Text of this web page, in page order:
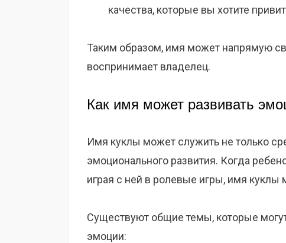
качества, которые вы хотите
Таким образом, имя может напрямую
воспринимает владелец.
Как имя может развивать
Имя куклы может служить не только
эмоционального развития. Когда
играя с ней в ролевые игры, имя
Существуют общие темы, которые
эмоции: